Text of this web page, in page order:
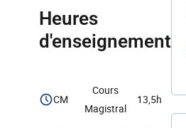
Heures
d'enseignement
CM
Cours
Magistral
13,5h